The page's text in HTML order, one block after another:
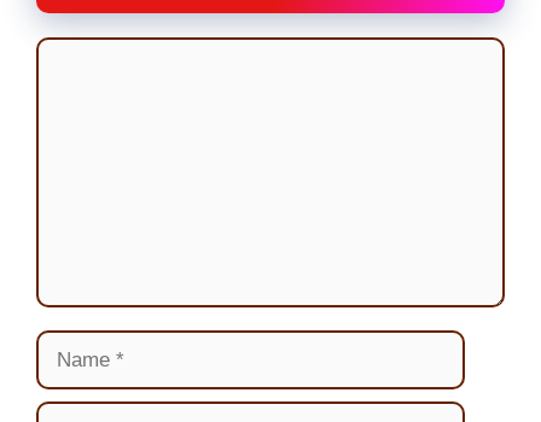
Comment
Name
Email